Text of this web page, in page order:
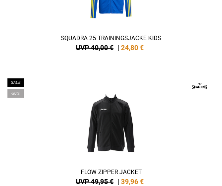
SQUADRA 25 TRAININGSJACKE KIDS
UVP 40,00 € | 24,80€
SALE
-20%
FLOW ZIPPER JACKET
UVP 49,95 € | 39,96€